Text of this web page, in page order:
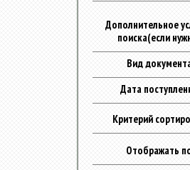
Дополнительное
поиска(если
Вид
Дата
Критерий
Отображать